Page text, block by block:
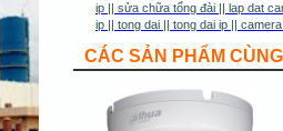
ip || sửa chữa tổng đài || lap dat
ip || tong dai || tong dai ip ||
CÁC SẢN PHẨM